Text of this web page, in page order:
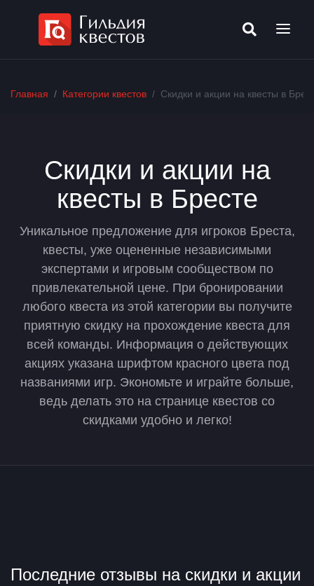
Главная Категории квестов Скидки и акции на квесты в
Скидки и акции на
квесты в Бресте
Уникальное предложение для игроков Бреста,
квесты, уже оцененные независимыми
экспертами и игровым сообществом по
привлекательной цене. При бронировании
любого квеста из этой категории вы получите
приятную скидку на прохождение квеста для
всей команды. Информация о действующих
акциях указана шрифтом красного цвета под
названиями игр. Экономьте и играйте больше,
ведь делать это на странице квестов со
скидками удобно и легко!
Последние отзывы на скидки и акции